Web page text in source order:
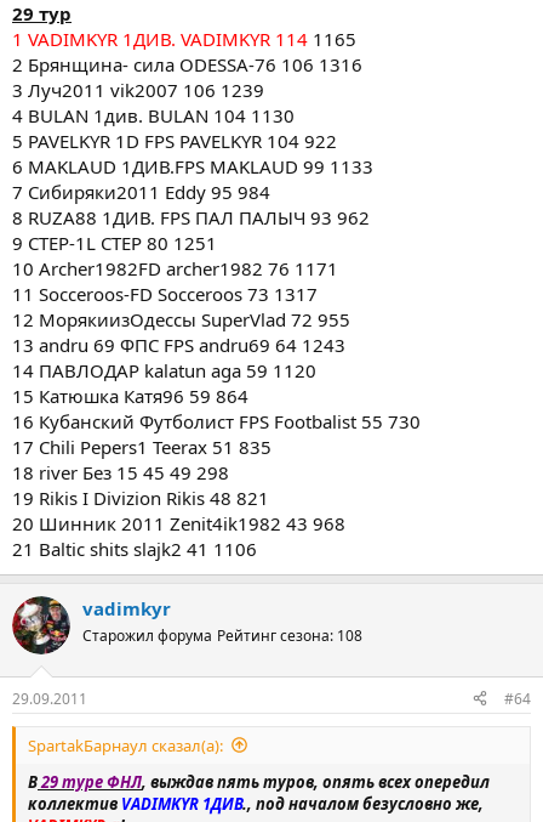
29 тур
1 VADIMKYR 1ДИВ. VADIMKYR 114 1165
2 Брянщина- сила ODESSA-76 106 1316
3 Луч2011 vik2007 106 1239
4 BULAN 1див. BULAN 104 1130
5 PAVELKYR 1D FPS PAVELKYR 104 922
6 MAKLAUD 1ДИВ.FPS MAKLAUD 99 1133
7 Сибиряки2011 Eddy 95 984
8 RUZA88 1ДИВ. FPS ПАЛ ПАЛЫЧ 93 962
9 CTEP-1L CTEP 80 1251
10 Archer1982FD archer1982 76 1171
11 Socceroos-FD Socceroos 73 1317
12 МорякиизОдессы SuperVlad 72 955
13 andru 69 ФПС FPS andru69 64 1243
14 ПАВЛОДАР kalatun aga 59 1120
15 Катюшка Катя96 59 864
16 Кубанский Футболист FPS Footbalist 55 730
17 Chili Pepers1 Teerax 51 835
18 river Без 15 45 49 298
19 Rikis I Divizion Rikis 48 821
20 Шинник 2011 Zenit4ik1982 43 968
21 Baltic shits slajk2 41 1106
vadimkyr
Старожил форума Рейтинг сезона: 108
29.09.2011 #64
SpartakБарнаул сказал(а):
В29 туре ФНЛ, выждав пять туров, опять всех опередил
коллектив VADIMKYR 1ДИВ., под началом безусловно же,